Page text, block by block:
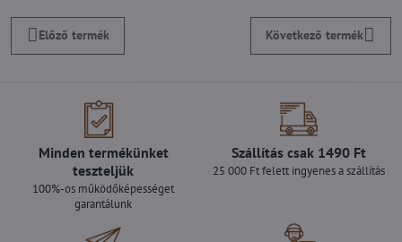
Előző termék Következő termék
Minden termékünket
teszteljük
100%-os működőképességet
garantálunk
Szállítás csak 1490 Ft
25 000 Ft felett ingyenes a szállítás